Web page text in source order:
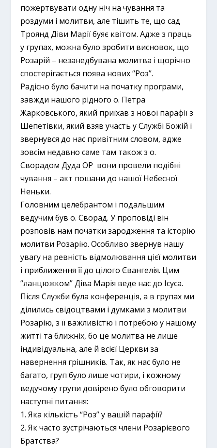
пожертвувати одну ніч на чування та
роздуми і молитви, але тішить те, що сад
Троянд Діви Марії буяє квітом. Адже з праць
у групах, можна було зробити висновок, що
Розарій – незанедбувана молитва і щорічно
спостерігається поява нових “Роз”.
Радісно було бачити на початку програми,
завжди нашого рідного о. Петра
Жарковського, який приїхав з нової парафії з
Шепетівки, який взяв участь у Службі Божій і
звернувся до нас привітним словом, адже
зовсім недавно саме там також з о.
Сворадом Дуда ОР вони провели подібні
чування – акт пошани до нашої Небесної
Неньки.
Головним целебрантом і подальшим
ведучим був о. Сворад. У проповіді він
розповів нам початки зародження та історію
молитви Розарію. Особливо звернув нашу
увагу на ревність відмолювання цієї молитви
і приближення її до цілого Євангелія. Цим
“ланцюжком” Діва Марія веде нас до Ісуса.
Після Служби була конференція, а в групах ми
ділились свідоцтвами і думками з молитви
Розарію, з її важливістю і потребою у нашому
житті та ближніх, бо це молитва не лише
індивідуальна, але й всієї Церкви за
навернення грішників. Так, як нас було не
багато, груп було лише чотири, і кожному
ведучому групи довірено було обговорити
наступні питання:
1. Яка кількість “Роз” у вашій парафії?
2. Як часто зустрічаються члени Розарієвого
Братства?